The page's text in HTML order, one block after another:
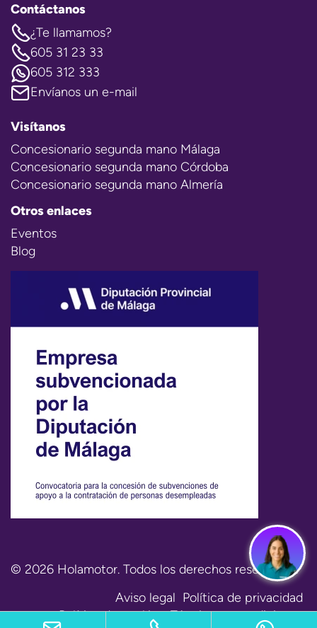
Contáctanos
¿Te llamamos?
605 31 23 33
605 312 333
Envíanos un e-mail
Visítanos
Concesionario segunda mano Málaga
Concesionario segunda mano Córdoba
Concesionario segunda mano Almería
Otros enlaces
Eventos
Blog
© 2026 Holamotor. Todos los derechos reservados.
Aviso legal Política de privacidad
Política de cookies Términos y condiciones